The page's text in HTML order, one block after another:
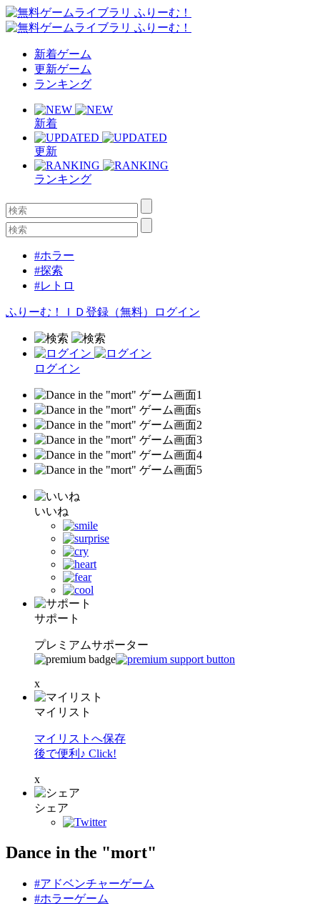
新着ゲーム
更新ゲーム
ランキング
新着
更新
ランキング
#ホラー
#探索
#レトロ
ふりーむ！ＩＤ登録（無料） ログイン
ログイン
いいね
サポート
プレミアムサポーター
x
マイリスト
マイリストへ保存
後で便利♪ Click!
x
シェア
Dance in the "mort"
#アドベンチャーゲーム
#ホラーゲーム